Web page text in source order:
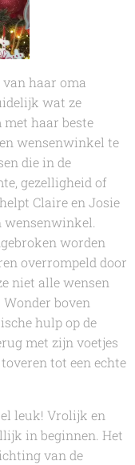
haar oma
wat ze
haar beste
wensenwinkel te
die in de
gezelligheid of
Claire en Josie
wensenwinkel.
worden
overrompeld door
niet alle wensen
boven
hulp op de
met zijn voetjes
tot een echte
leuk! Vrolijk en
in beginnen. Het
van de